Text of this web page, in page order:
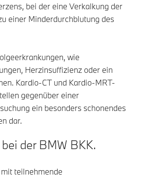
bei der eine Verkalkung der
einer Minderdurchblutung des
wie
Herzinsuffizienz oder ein
Kardio-CT und Kardio-MRT-
gegenüber einer
ein besonders schonendes
dar.
der BMW BKK.
teilnehmende